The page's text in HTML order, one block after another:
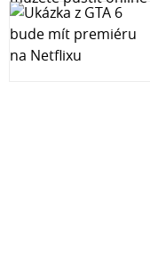
Šetrnost k přírodě
V Tactical dbáme na
jsou baleny do ECO